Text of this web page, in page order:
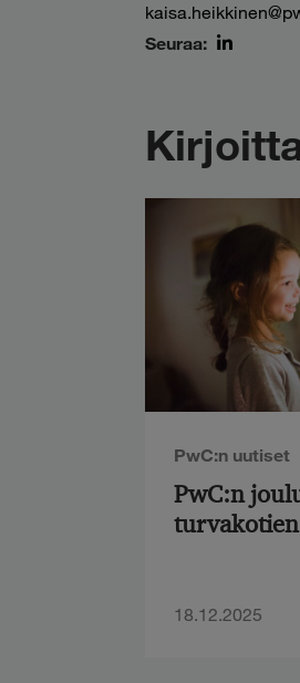
Seuraa:
PwC:n uutiset
PwC:n
18.12.2025